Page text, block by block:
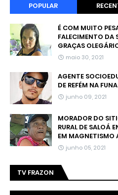
POPULAR
É COM MUITO
FALECIMENTO DA
GRAÇAS
maio 30, 2021
AGENTE
DE REFÉM NA
junho 09, 2021
MORADOR DO
RURAL DE SALOÁ
EM MAGNETISMO
junho 05, 2021
TV FRAZON